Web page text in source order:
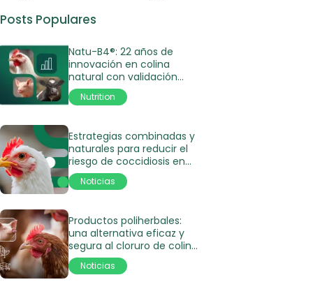
Posts Populares
Natu-B4®: 22 años de
innovación en colina
natural con validación
científica
Nutrition
Estrategias combinadas y
naturales para reducir el
riesgo de coccidiosis en
aves
Noticias
Productos poliherbales:
una alternativa eficaz y
segura al cloruro de colina
en la nutrición animal
Noticias